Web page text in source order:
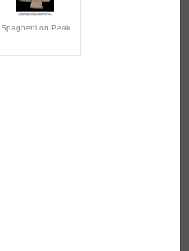
Spaghetti on Peak